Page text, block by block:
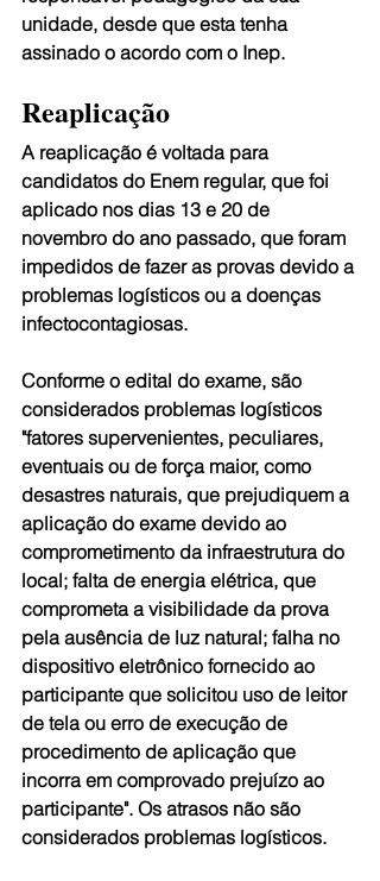
unidade, desde que esta tenha
assinado o acordo com o Inep.
Reaplicação
A reaplicação é voltada para
candidatos do Enem regular, que foi
aplicado nos dias 13 e 20 de
novembro do ano passado, que foram
impedidos de fazer as provas devido a
problemas logísticos ou a doenças
infectocontagiosas.
Conforme o edital do exame, são
considerados problemas logísticos
"fatores supervenientes, peculiares,
eventuais ou de força maior, como
desastres naturais, que prejudiquem a
aplicação do exame devido ao
comprometimento da infraestrutura do
local; falta de energia elétrica, que
comprometa a visibilidade da prova
pela ausência de luz natural; falha no
dispositivo eletrônico fornecido ao
participante que solicitou uso de leitor
de tela ou erro de execução de
procedimento de aplicação que
incorra em comprovado prejuízo ao
participante". Os atrasos não são
considerados problemas logísticos.